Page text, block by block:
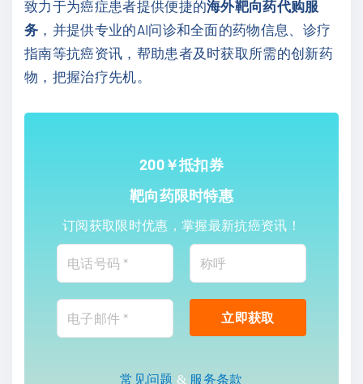
致力于为癌症患者提供便捷的海外靶向药代购服
务 ，并提供专业的AI问诊和全面的药物信息、诊疗
指南等抗癌资讯，帮助患者及时获取所需的创新药
物，把握治疗先机。
200￥抵扣券
靶向药限时特惠
订阅获取限时优惠，掌握最新抗癌资讯！
常见问题 & 服务条款